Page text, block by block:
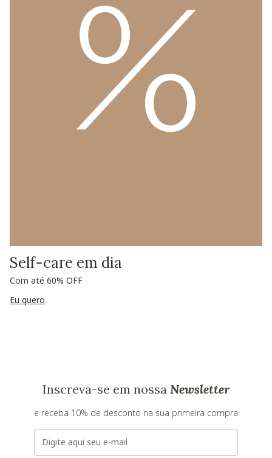
Self-care em dia
Com até 60% OFF
Eu quero
Inscreva-se em nossa Newsletter
e receba 10% de desconto na sua primeira compra
E-mail